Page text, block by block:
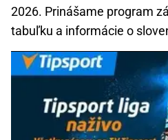
2026. Prinášame program
tabuľku a informácie o